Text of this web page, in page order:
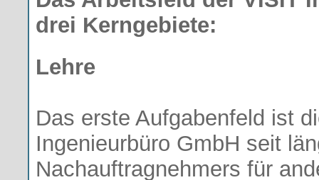
drei Kerngebiete:
Lehre
Das erste Aufgabenfeld ist
Ingenieurbüro GmbH seit
Nachauftragnehmers für